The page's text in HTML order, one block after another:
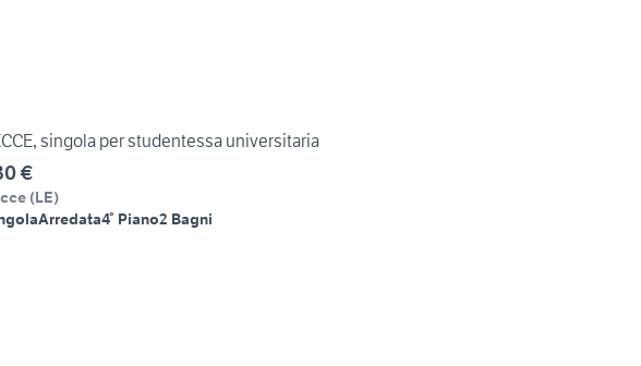
singola per studentessa universitaria
€
(LE)
Arredata4° Piano2 Bagni